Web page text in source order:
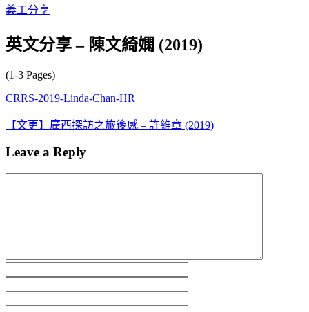
義工分享
英文分享 – 陳文綺嫻 (2019)
(1-3 Pages)
CRRS-2019-Linda-Chan-HR
【文更】廣西探訪之旅後感 – 許維章 (2019)
Leave a Reply